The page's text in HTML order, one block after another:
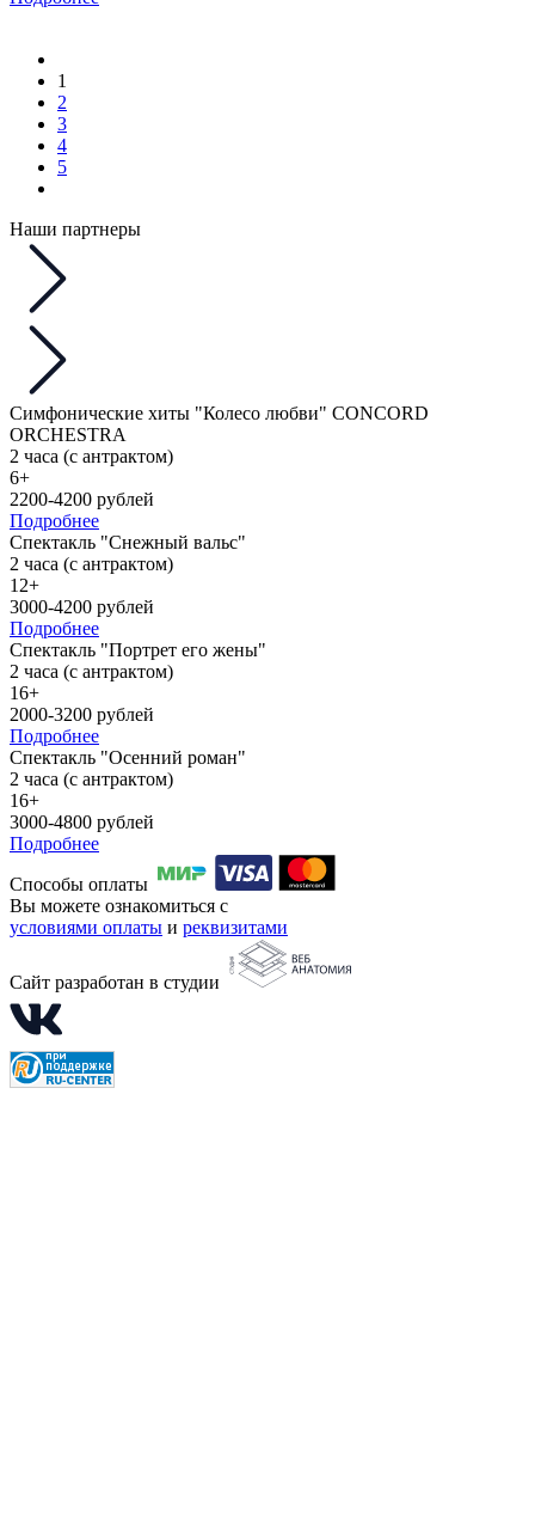
1
2
3
4
5
Наши партнеры
Симфонические хиты "Колесо любви" CONCORD
ORCHESTRA
2 часа (с антрактом)
6+
2200-4200 рублей
Подробнее
Спектакль "Снежный вальс"
2 часа (с антрактом)
12+
3000-4200 рублей
Подробнее
Спектакль "Портрет его жены"
2 часа (с антрактом)
16+
2000-3200 рублей
Подробнее
Спектакль "Осенний роман"
2 часа (с антрактом)
16+
3000-4800 рублей
Подробнее
Способы оплаты
Вы можете ознакомиться с
условиями оплаты и реквизитами
Сайт разработан в студии